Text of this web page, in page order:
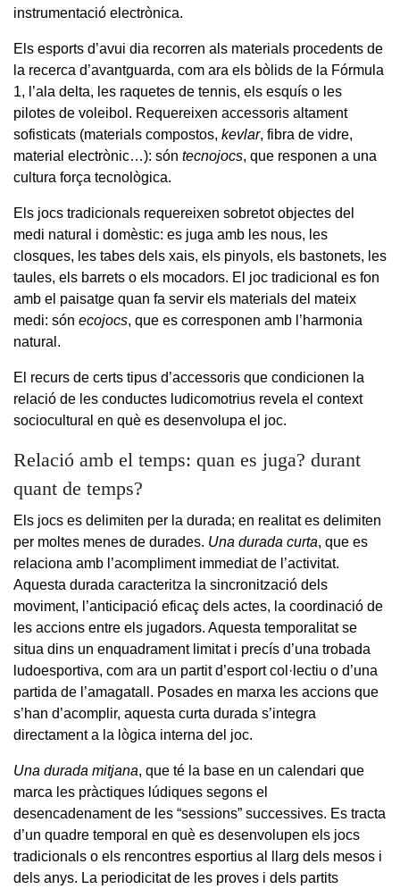
instrumentació electrònica.
Els esports d’avui dia recorren als materials procedents de
la recerca d’avantguarda, com ara els bòlids de la Fórmula
1, l’ala delta, les raquetes de tennis, els esquís o les
pilotes de voleibol. Requereixen accessoris altament
sofisticats (materials compostos, kevlar, fibra de vidre,
material electrònic…): són tecnojocs, que responen a una
cultura força tecnològica.
Els jocs tradicionals requereixen sobretot objectes del
medi natural i domèstic: es juga amb les nous, les
closques, les tabes dels xais, els pinyols, els bastonets, les
taules, els barrets o els mocadors. El joc tradicional es fon
amb el paisatge quan fa servir els materials del mateix
medi: són ecojocs, que es corresponen amb l’harmonia
natural.
El recurs de certs tipus d’accessoris que condicionen la
relació de les conductes ludicomotrius revela el context
sociocultural en què es desenvolupa el joc.
Relació amb el temps: quan es juga? durant
quant de temps?
Els jocs es delimiten per la durada; en realitat es delimiten
per moltes menes de durades. Una durada curta, que es
relaciona amb l’acompliment immediat de l’activitat.
Aquesta durada caracteritza la sincronització dels
moviment, l’anticipació eficaç dels actes, la coordinació de
les accions entre els jugadors. Aquesta temporalitat se
situa dins un enquadrament limitat i precís d’una trobada
ludoesportiva, com ara un partit d’esport col·lectiu o d’una
partida de l’amagatall. Posades en marxa les accions que
s’han d’acomplir, aquesta curta durada s’integra
directament a la lògica interna del joc.
Una durada mitjana, que té la base en un calendari que
marca les pràctiques lúdiques segons el
desencadenament de les “sessions” successives. Es tracta
d’un quadre temporal en què es desenvolupen els jocs
tradicionals o els rencontres esportius al llarg dels mesos i
dels anys. La periodicitat de les proves i dels partits